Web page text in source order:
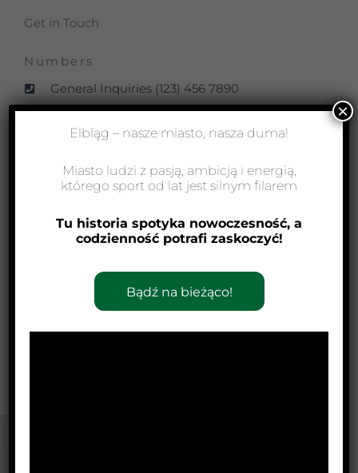
Get in Touch
Numbers
General Inquiries (123) 456 7890
Accounts Inquiries (987) 654 3210
info@example.com
Business Hours
Saturday — 10am – 3pm
Sunday — Closed
Elbląg – nasze miasto, nasza duma!
Miasto ludzi z pasją, ambicją i energią,
którego sport od lat jest silnym filarem
Tu historia spotyka nowoczesność, a
codzienność potrafi zaskoczyć!
Bądź na bieżąco!
×